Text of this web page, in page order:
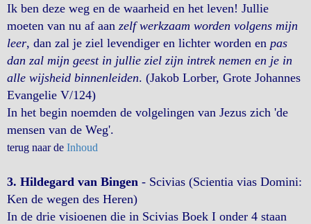
Ik ben deze weg en de waarheid en het leven! Jullie
moeten van nu af aan zelf werkzaam worden volgens mijn
leer, dan zal je ziel levendiger en lichter worden en pas
dan zal mijn geest in jullie ziel zijn intrek nemen en je in
alle wijsheid binnenleiden. (Jakob Lorber, Grote Johannes
Evangelie V/124)
In het begin noemden de volgelingen van Jezus zich 'de
mensen van de Weg'.
terug naar de Inhoud
3. Hildegard van Bingen - Scivias (Scientia vias Domini:
Ken de wegen des Heren)
In de drie visioenen die in Scivias Boek I onder 4 staan